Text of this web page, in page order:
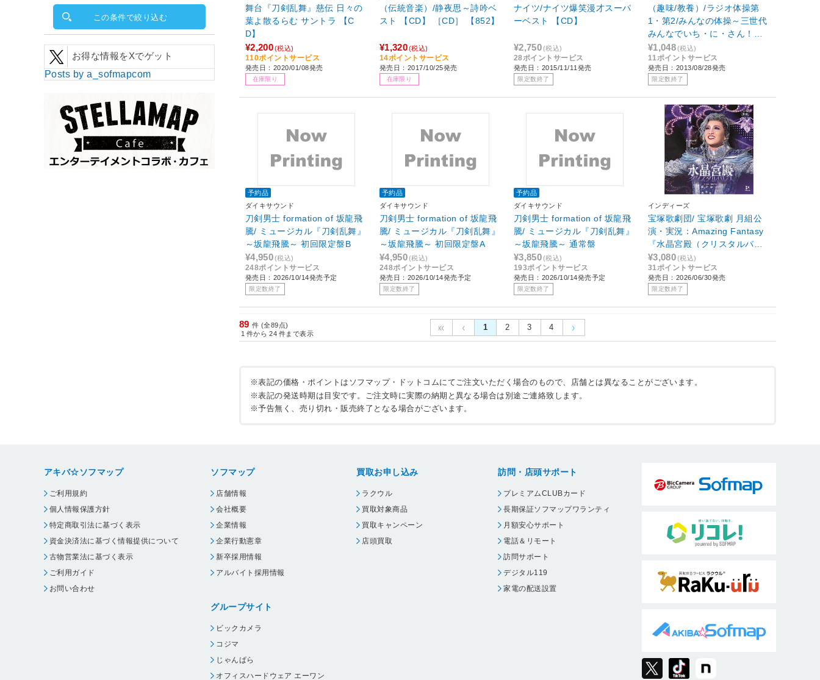
舞台『刀剣乱舞』慈伝 日々の
葉よ散るらむ サントラ 【C
D】
¥2,200(税込)
110ポイントサービス
発売日：2020/01/08発売
在庫限り
（伝統音楽）/静夜思～詩吟ベ
スト 【CD】 ［CD］ 【852】
¥1,320(税込)
14ポイントサービス
発売日：2017/10/25発売
在庫限り
ナイツ/ナイツ爆笑漫才スーパ
ーベスト 【CD】
¥2,750(税込)
28ポイントサービス
発売日：2015/11/11発売
限定数終了
（趣味/教養）/ラジオ体操第
1・第2/みんなの体操～三世代
みんなでいち・に・さん！～
【CD】
¥1,048(税込)
11ポイントサービス
発売日：2013/08/28発売
限定数終了
予約品
ダイキサウンド
刀剣男士 formation of 坂龍飛
騰/ ミュージカル『刀剣乱舞』
～坂龍飛騰～ 初回限定盤B
¥4,950(税込)
248ポイントサービス
発売日：2026/10/14発売予定
限定数終了
予約品
ダイキサウンド
刀剣男士 formation of 坂龍飛
騰/ ミュージカル『刀剣乱舞』
～坂龍飛騰～ 初回限定盤A
¥4,950(税込)
248ポイントサービス
発売日：2026/10/14発売予定
限定数終了
予約品
ダイキサウンド
刀剣男士 formation of 坂龍飛
騰/ ミュージカル『刀剣乱舞』
～坂龍飛騰～ 通常盤
¥3,850(税込)
193ポイントサービス
発売日：2026/10/14発売予定
限定数終了
インディーズ
宝塚歌劇団/ 宝塚歌劇 月組公
演・実況：Amazing Fantasy
『水晶宮殿（クリスタルパレ
ス）』
¥3,080(税込)
31ポイントサービス
発売日：2026/06/30発売
限定数終了
89 件 (全89点)
1 件から 24 件まで表示
1 2 3 4
※表記の価格・ポイントはソフマップ・ドットコムにてご注文いただく場合のもので、店舗とは異なることがございます。
※表記の発送時期は目安です。ご注文時に実際の納期と異なる場合は別途ご連絡致します。
※予告無く、売り切れ・販売終了となる場合がございます。
この条件で絞り込む
お得な情報をXでゲット
Posts by a_sofmapcom
アキバ☆ソフマップ
ご利用規約
個人情報保護方針
特定商取引法に基づく表示
資金決済法に基づく情報提供について
古物営業法に基づく表示
ご利用ガイド
お問い合わせ
ソフマップ
店舗情報
会社概要
企業情報
企業行動憲章
新卒採用情報
アルバイト採用情報
グループサイト
ビックカメラ
コジマ
じゃんぱら
オフィスハードウェア エーワン
買取お申し込み
ラクウル
買取対象商品
買取キャンペーン
店頭買取
訪問・店頭サポート
プレミアムCLUBカード
長期保証ソフマップワランティ
月額安心サポート
電話＆リモート
訪問サポート
デジタル119
家電の配送設置